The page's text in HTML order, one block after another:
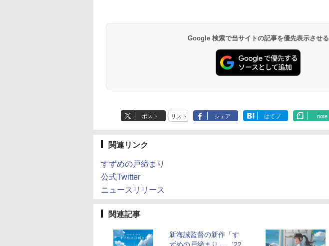
Google 検索で当サイトの記事を優先表示させる
ポスト リスト シェア はてブ note
関連リンク
すずめの戸締まり
公式Twitter
ニュースリリース
関連記事
新海誠監督の新作「す